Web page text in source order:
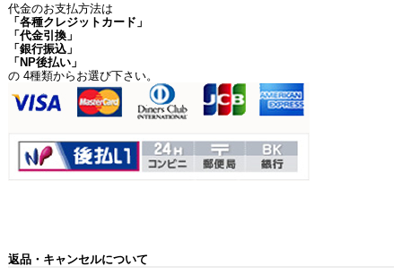
代金のお支払方法は
「各種クレジットカード」
「代金引換」
「銀行振込」
「NP後払い」
の 4種類からお選び下さい。
返品・キャンセルについて